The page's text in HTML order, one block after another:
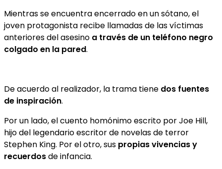
Mientras se encuentra encerrado en un sótano, el
joven protagonista recibe llamadas de las víctimas
anteriores del asesino a través de un teléfono negro
colgado en la pared.
De acuerdo al realizador, la trama tiene dos fuentes
de inspiración.
Por un lado, el cuento homónimo escrito por Joe Hill,
hijo del legendario escritor de novelas de terror
Stephen King. Por el otro, sus propias vivencias y
recuerdosde infancia.